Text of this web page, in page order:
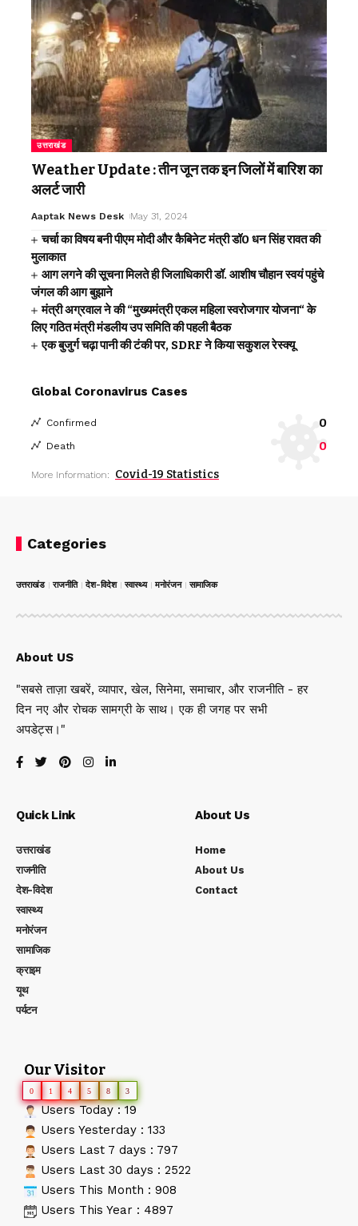
उत्तराखंड
Weather Update : तीन जून तक इन जिलों में बारिश का
अलर्ट जारी
Aaptak News Desk May 31, 2024
चर्चा का विषय बनी पीएम मोदी और कैबिनेट मंत्री डॉ0 धन सिंह रावत की
मुलाकात
आग लगने की सूचना मिलते ही जिलाधिकारी डॉ. आशीष चौहान स्वयं पहुंचे
जंगल की आग बुझाने
मंत्री अग्रवाल ने की “मुख्यमंत्री एकल महिला स्वरोजगार योजना“ के
लिए गठित मंत्री मंडलीय उप समिति की पहली बैठक
एक बुजुर्ग चढ़ा पानी की टंकी पर, SDRF ने किया सकुशल रेस्क्यू
Global Coronavirus Cases
Confirmed 0
Death 0
More Information: Covid-19 Statistics
Categories
उत्तराखंड राजनीति देश-विदेश स्वास्थ्य मनोरंजन सामाजिक
About US
"सबसे ताज़ा खबरें, व्यापार, खेल, सिनेमा, समाचार, और राजनीति - हर
दिन नए और रोचक सामग्री के साथ। एक ही जगह पर सभी
अपडेट्स।"
Quick Link
उत्तराखंड
राजनीति
देश-विदेश
स्वास्थ्य
मनोरंजन
सामाजिक
क्राइम
यूथ
पर्यटन
About Us
Home
About Us
Contact
Our Visitor
0 1 4 5 8 3
Users Today : 19
Users Yesterday : 133
Users Last 7 days : 797
Users Last 30 days : 2522
Users This Month : 908
Users This Year : 4897